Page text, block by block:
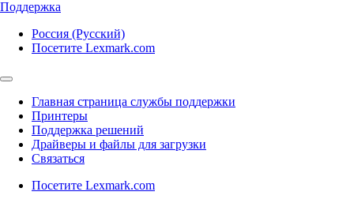
Поддержка
Россия (Русский)
Посетите Lexmark.com
Главная страница службы поддержки
Принтеры
Поддержка решений
Драйверы и файлы для загрузки
Связаться
Посетите Lexmark.com